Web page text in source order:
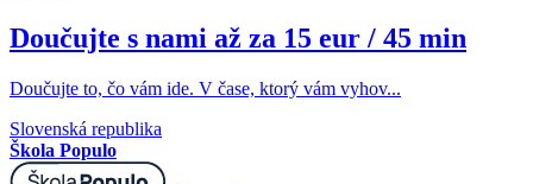
Doučujte s nami až za 15 eur / 45 min
Doučujte to, čo vám ide. V čase, ktorý vám vyhov...
Slovenská republika
Škola Populo